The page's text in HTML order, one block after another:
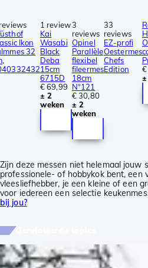
Ikon
32
1 review
Kai
Wasabi
Black
Deba
15cm
6715D
€ 69,99
± 2
weken
3
reviews
Opinel
Parallèle
flexibel
fileermes
18cm
N°121
€ 30,80
± 2
weken
33
reviews
EZ-profi
Oestermes
Chefs
Edition
Zijn deze messen niet helemaal jouw
professionele- of hobbykok bent, een
vleesliefhebber, je een kleine of een
voor iedereen een selectie
bij jou?